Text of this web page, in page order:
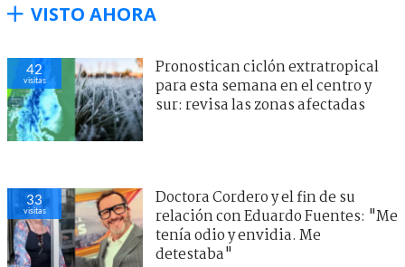
VISTO AHORA
42
visitas
Pronostican ciclón extratropical
para esta semana en el centro y
sur: revisa las zonas afectadas
32
visitas
Doctora Cordero y el fin de su
relación con Eduardo Fuentes: "Me
tenía odio y envidia. Me
detestaba"